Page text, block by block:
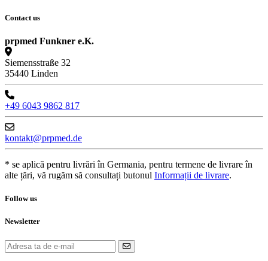
Contact us
prpmed Funkner e.K.
Siemensstraße 32
35440 Linden
+49 6043 9862 817
kontakt@prpmed.de
* se aplică pentru livrări în Germania, pentru termene de livrare în
alte țări, vă rugăm să consultați butonul Informații de livrare.
Follow us
Newsletter